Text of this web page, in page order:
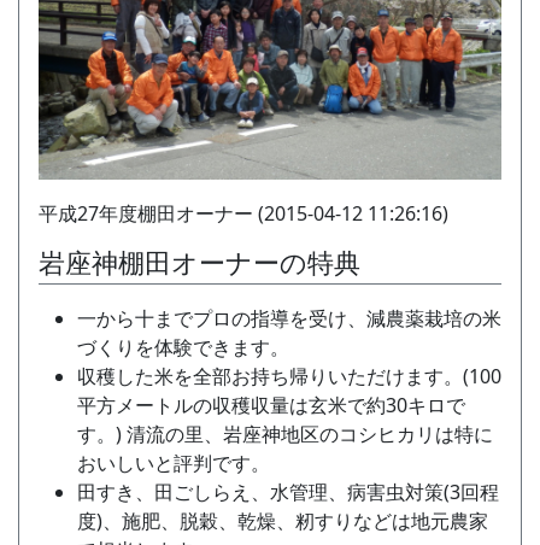
平成27年度棚田オーナー (2015-04-12 11:26:16)
岩座神棚田オーナーの特典
一から十までプロの指導を受け、減農薬栽培の米
づくりを体験できます。
収穫した米を全部お持ち帰りいただけます。(100
平方メートルの収穫収量は玄米で約30キロで
す。) 清流の里、岩座神地区のコシヒカリは特に
おいしいと評判です。
田すき、田ごしらえ、水管理、病害虫対策(3回程
度)、施肥、脱穀、乾燥、籾すりなどは地元農家